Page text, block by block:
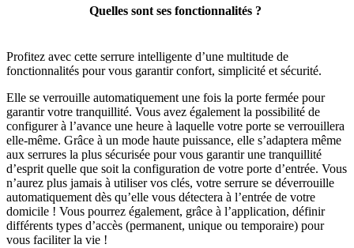
Quelles sont ses fonctionnalités ?
Profitez avec cette serrure intelligente d’une multitude de
fonctionnalités pour vous garantir confort, simplicité et sécurité.
Elle se verrouille automatiquement une fois la porte fermée pour
garantir votre tranquillité. Vous avez également la possibilité de
configurer à l’avance une heure à laquelle votre porte se verrouillera
elle-même. Grâce à un mode haute puissance, elle s’adaptera même
aux serrures la plus sécurisée pour vous garantir une tranquillité
d’esprit quelle que soit la configuration de votre porte d’entrée. Vous
n’aurez plus jamais à utiliser vos clés, votre serrure se déverrouille
automatiquement dès qu’elle vous détectera à l’entrée de votre
domicile ! Vous pourrez également, grâce à l’application, définir
différents types d’accès (permanent, unique ou temporaire) pour
vous faciliter la vie !